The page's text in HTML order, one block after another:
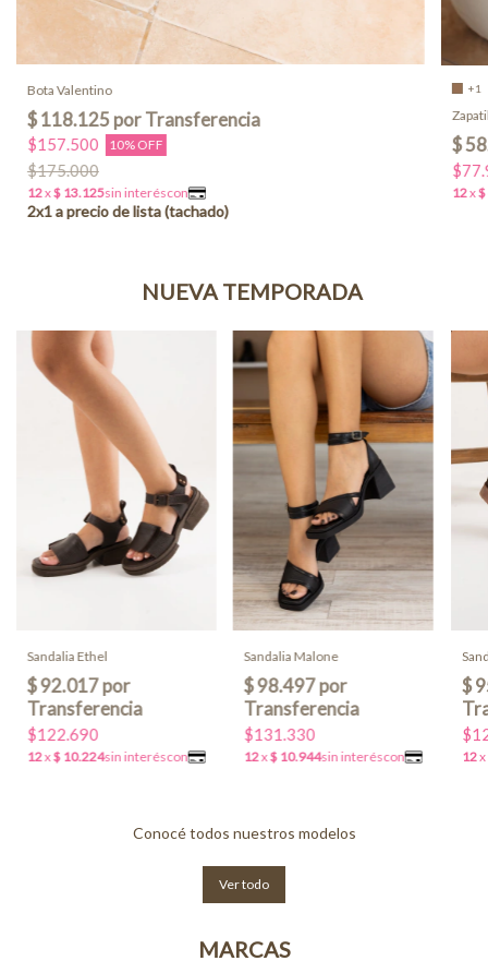
Bota Valentino
$157.500 10% OFF
$175.000
+1
NUEVA TEMPORADA
Sandalia Ethel
$122.690
Sandalia Malone
$131.330
Conocé todos nuestros modelos
Ver todo
MARCAS